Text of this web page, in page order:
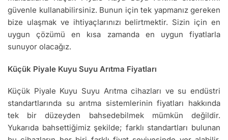
güvenle kullanabilirsiniz. Bunun için tek yapmanız gereken
bize ulaşmak ve ihtiyaçlarınızı belirtmektir. Sizin için en
uygun çözümü en kısa zamanda en uygun fiyatlarla
sunuyor olacağız.
Küçük Piyale Kuyu Suyu Arıtma Fiyatları
Küçük Piyale Kuyu Suyu Arıtma cihazları ve su endüstri
standartlarında su arıtma sistemlerinin fiyatları hakkında
tek bir düzeyden bahsedebilmek mümkün değildir.
Yukarıda bahsettiğimiz şekilde; farklı standartları bulunan